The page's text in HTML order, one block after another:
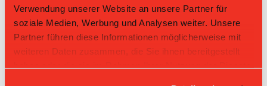
Verwendung unserer Website an unsere Partner für
soziale Medien, Werbung und Analysen weiter. Unsere
Partner führen diese Informationen möglicherweise mit
weiteren Daten zusammen, die Sie ihnen bereitgestellt
Tabelle Damen GF L-UPL Gruppe 1 2025/26 per
08.08.2026
L-UPL
L-UPL